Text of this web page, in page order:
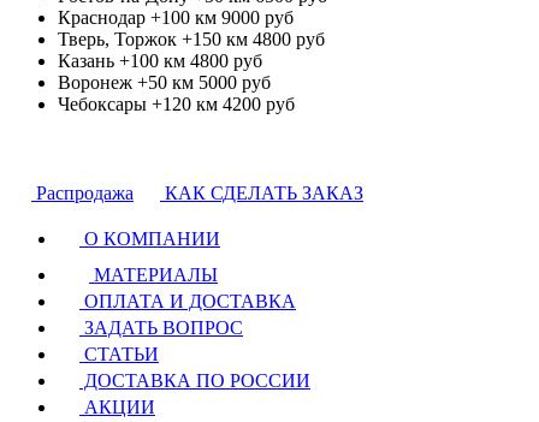
Краснодар +100 км 9000 руб
Тверь, Торжок +150 км 4800 руб
Казань +100 км 4800 руб
Воронеж +50 км 5000 руб
Чебоксары +120 км 4200 руб
Распродажа КАК СДЕЛАТЬ ЗАКАЗ
О КОМПАНИИ
МАТЕРИАЛЫ
ОПЛАТА И ДОСТАВКА
ЗАДАТЬ ВОПРОС
СТАТЬИ
ДОСТАВКА ПО РОССИИ
АКЦИИ